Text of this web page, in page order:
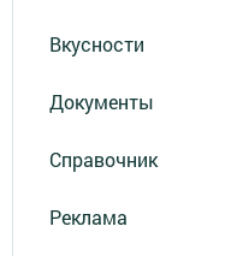
Вкусности
Документы
Справочник
Реклама